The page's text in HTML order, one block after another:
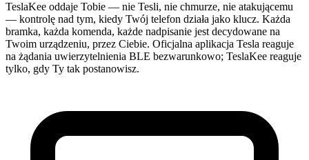
TeslaKee oddaje Tobie — nie Tesli, nie chmurze, nie atakującemu
— kontrolę nad tym, kiedy Twój telefon działa jako klucz. Każda
bramka, każda komenda, każde nadpisanie jest decydowane na
Twoim urządzeniu, przez Ciebie. Oficjalna aplikacja Tesla reaguje
na żądania uwierzytelnienia BLE bezwarunkowo; TeslaKee reaguje
tylko, gdy Ty tak postanowisz.